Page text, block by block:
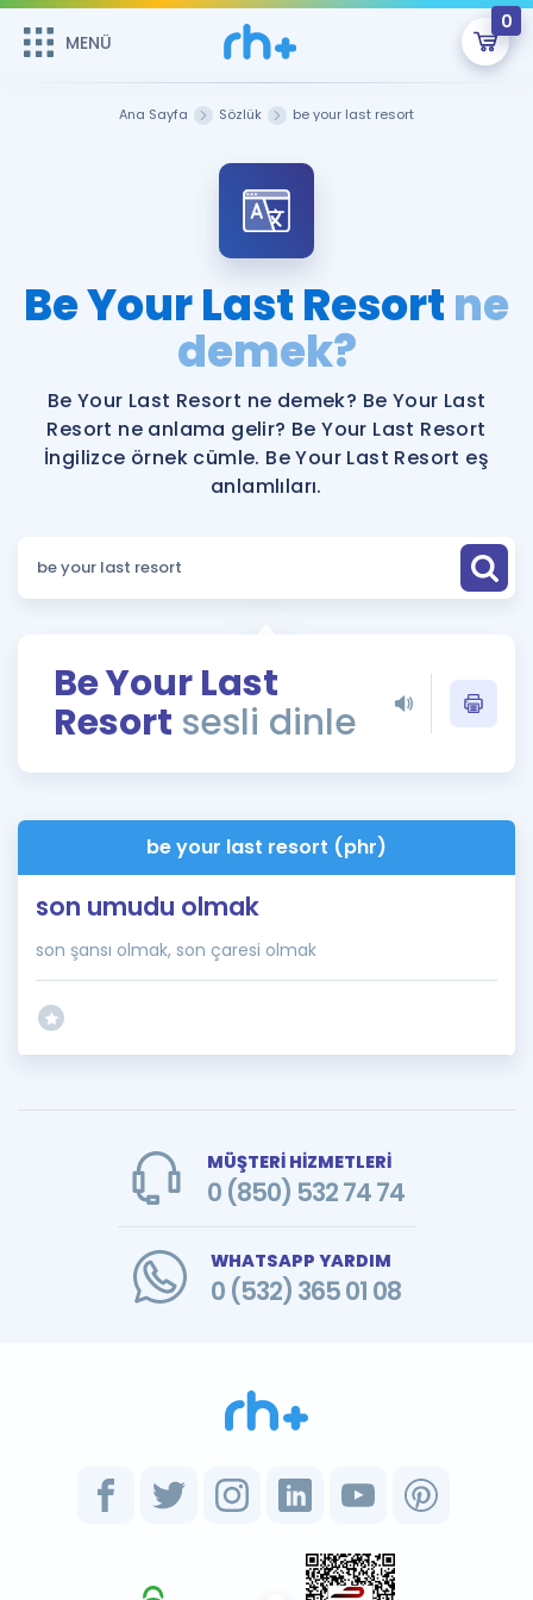
MENÜ
0
Şifremi Hatırlamıyorum
Sepetin Şu An Boş.
Remzi Hoca ile seni sınava hazırlayacak onlarca eğitim seni
bekliyor!
MENÜ
Katılımcı Görüşleri
Faydalı Araçlar
Ücretsiz Kaynaklar
Kampanyalar
Blog
İngilizce Gramer
Blog
İngilizce Gramer
Kariyer
Ana Sayfa Sözlük be your last resort
Be Your Last Resortne
demek?
Be Your Last Resort ne demek? Be Your Last
Resort ne anlama gelir? Be Your Last Resort
İngilizce örnek cümle. Be Your Last Resort eş
anlamlıları.
Be Your Last
Resort sesli dinle
be your last resort (phr)
son umudu olmak
son şansı olmak, son çaresi olmak
MÜŞTERİ HİZMETLERİ
0 (850) 532 74 74
WHATSAPP YARDIM
0 (532) 365 01 08